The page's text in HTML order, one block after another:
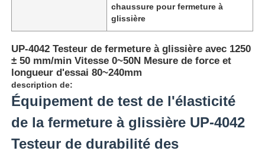
chaussure pour fermeture à
glissière
UP-4042 Testeur de fermeture à glissière avec 1250
± 50 mm/min Vitesse 0~50N Mesure de force et
longueur d'essai 80~240mm
description de:
Équipement de test de l'élasticité
de la fermeture à glissière UP-4042
Testeur de durabilité des